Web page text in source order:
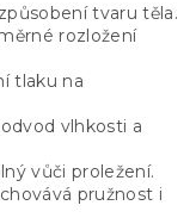
tvaru těla.
rozložení
tlaku na
vlhkosti a
vůči proležení.
pružnost i